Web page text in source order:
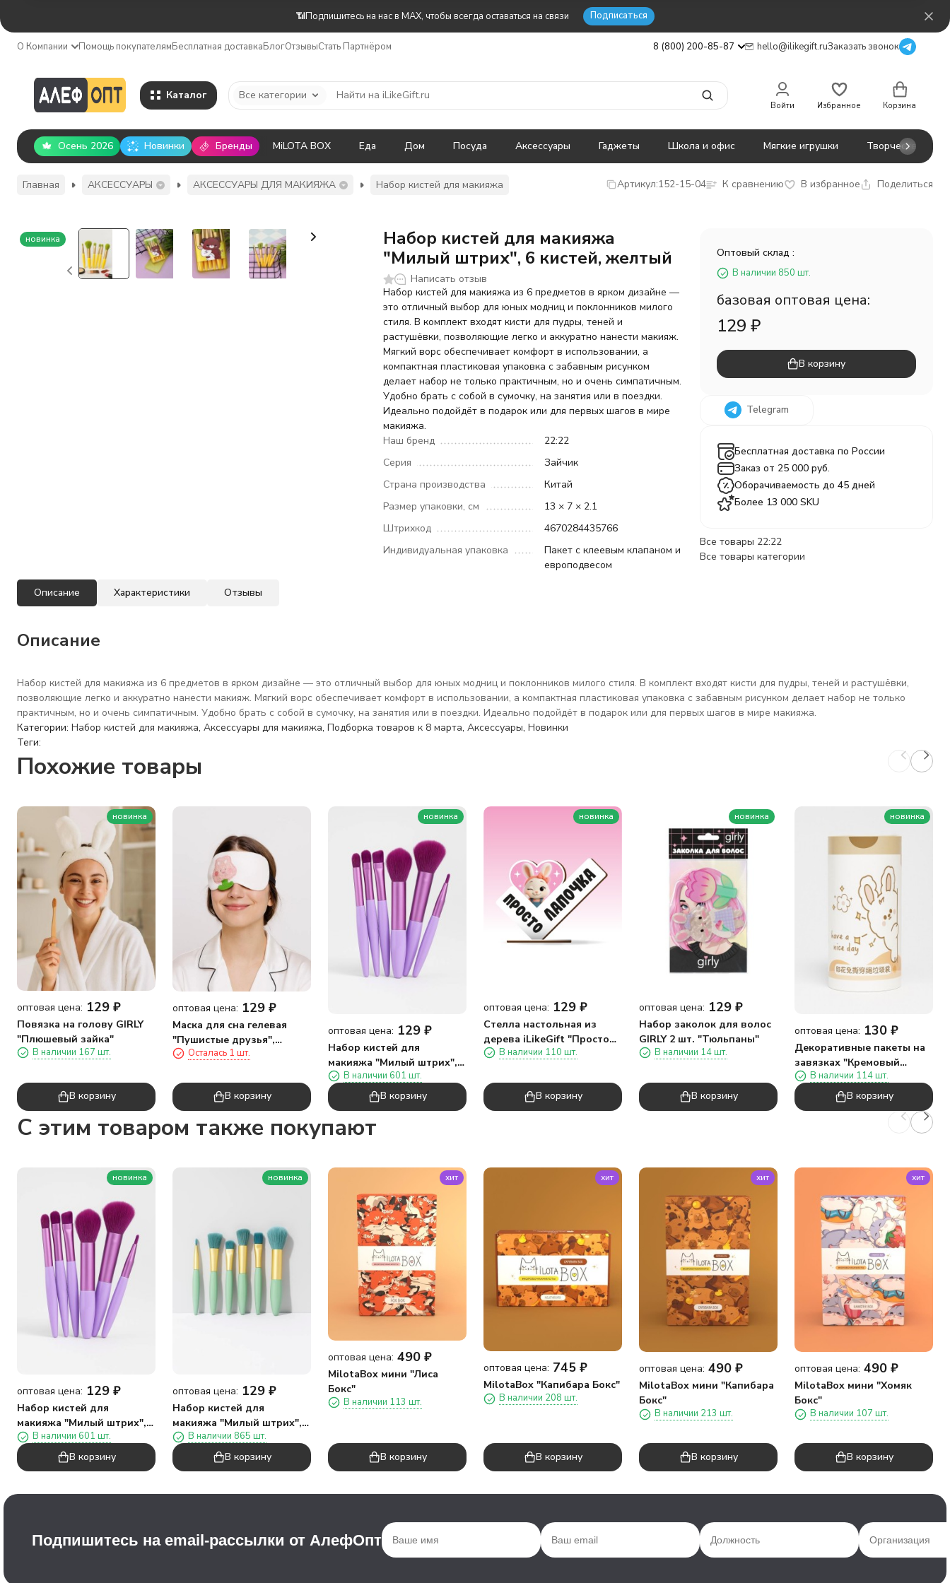
📶Подпишитесь на нас в MAX, чтобы всегда оставаться на связи Подписаться
О Компании Помощь покупателямБесплатная доставкаБлогОтзывыСтать Партнёром 8 (800) 200-85-87 hello@ilikegift.ruЗаказать звонок
Каталог Все категории
Войти Избранное Корзина
Осень 2026 Новинки Бренды MiLOTA BOX Еда Дом Посуда Аксессуары Гаджеты Школа и офис Мягкие игрушки Творчество
Главная АКСЕССУАРЫ АКСЕССУАРЫ ДЛЯ МАКИЯЖА Набор кистей для макияжа Артикул:152-15-04 К сравнению В избранное Поделиться
новинка
Набор кистей для макияжа
"Милый штрих", 6 кистей, желтый
Написать отзыв
Набор кистей для макияжа из 6 предметов в ярком дизайне —
это отличный выбор для юных модниц и поклонников милого
стиля. В комплект входят кисти для пудры, теней и
растушёвки, позволяющие легко и аккуратно нанести макияж.
Мягкий ворс обеспечивает комфорт в использовании, а
компактная пластиковая упаковка с забавным рисунком
делает набор не только практичным, но и очень симпатичным.
Удобно брать с собой в сумочку, на занятия или в поездки.
Идеально подойдёт в подарок или для первых шагов в мире
макияжа.
Наш бренд
22:22
Серия
Зайчик
Страна производства
Китай
Размер упаковки, см
13 × 7 × 2.1
Штрихкод
4670284435766
Индивидуальная упаковка
Пакет с клеевым клапаном и
европодвесом
Оптовый склад :
В наличии 850 шт.
базовая оптовая цена:
129 ₽
В корзину
Telegram
Бесплатная доставка по России
Заказ от 25 000 руб.
Оборачиваемость до 45 дней
Более 13 000 SKU
Все товары 22:22
Все товары категории
Описание Характеристики Отзывы
Описание
Набор кистей для макияжа из 6 предметов в ярком дизайне — это отличный выбор для юных модниц и поклонников милого стиля. В комплект входят кисти для пудры, теней и растушёвки,
позволяющие легко и аккуратно нанести макияж. Мягкий ворс обеспечивает комфорт в использовании, а компактная пластиковая упаковка с забавным рисунком делает набор не только
практичным, но и очень симпатичным. Удобно брать с собой в сумочку, на занятия или в поездки. Идеально подойдёт в подарок или для первых шагов в мире макияжа.
Категории: Набор кистей для макияжа, Аксессуары для макияжа, Подборка товаров к 8 марта, Аксессуары, Новинки
Теги:
Похожие товары
новинка
оптовая цена: 129 ₽
Повязка на голову GIRLY
"Плюшевый зайка"
В наличии 167 шт.
В корзину
оптовая цена: 129 ₽
Маска для сна гелевая
"Пушистые друзья",
зайчикОсталась 1 шт.
В корзину
новинка
оптовая цена: 129 ₽
Набор кистей для
макияжа "Милый штрих", 6
кистей, фиолетовый
В наличии 601 шт.
В корзину
новинка
оптовая цена: 129 ₽
Стелла настольная из
дерева iLikeGift "Просто
лапочка"
В наличии 110 шт.
В корзину
новинка
оптовая цена: 129 ₽
Набор заколок для волос
GIRLY 2 шт. "Тюльпаны"
В наличии 14 шт.
В корзину
новинка
оптовая цена: 130 ₽
Декоративные пакеты на
завязках "Кремовый
зайчик", 30 шт/рулон
(45*50 см)
В наличии 114 шт.
В корзину
C этим товаром также покупают
новинка
оптовая цена: 129 ₽
Набор кистей для
макияжа "Милый штрих", 6
кистей, фиолетовый
В наличии 601 шт.
В корзину
новинка
оптовая цена: 129 ₽
Набор кистей для
макияжа "Милый штрих", 6
кистей, зеленый
В наличии 865 шт.
В корзину
хит
оптовая цена: 490 ₽
MilotaBox мини "Лиса
Бокс"
В наличии 113 шт.
В корзину
хит
оптовая цена: 745 ₽
MilotaBox "Капибара Бокс"
В наличии 208 шт.
В корзину
хит
оптовая цена: 490 ₽
MilotaBox мини "Капибара
Бокс"
В наличии 213 шт.
В корзину
хит
оптовая цена: 490 ₽
MilotaBox мини "Хомяк
Бокс"
В наличии 107 шт.
В корзину
Подпишитесь на email-рассылки от АлефОпт